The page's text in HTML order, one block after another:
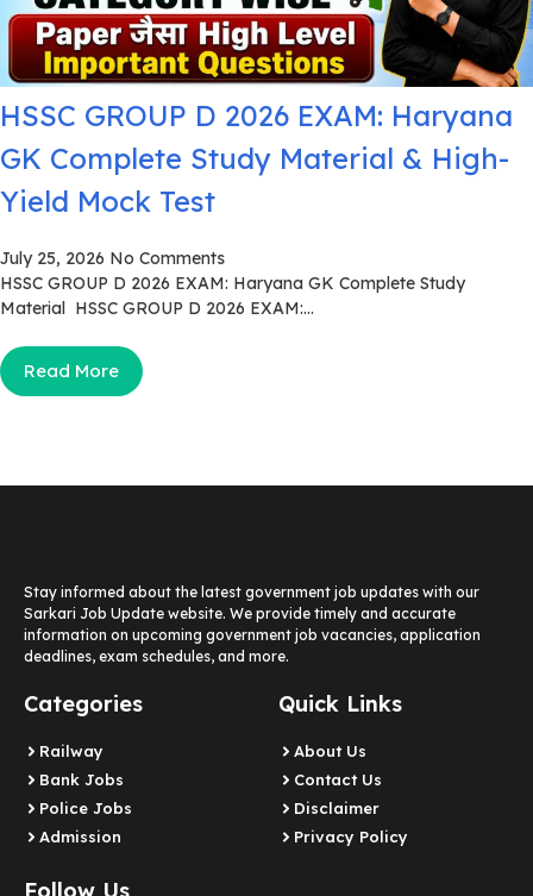
HSSC GROUP D 2026 EXAM: Haryana
GK Complete Study Material & High-
Yield Mock Test
July 25, 2026 No Comments
HSSC GROUP D 2026 EXAM: Haryana GK Complete Study
Material HSSC GROUP D 2026 EXAM:...
Read More
Stay informed about the latest government job updates with our
Sarkari Job Update website. We provide timely and accurate
information on upcoming government job vacancies, application
deadlines, exam schedules, and more.
Categories
Railway
Bank Jobs
Police Jobs
Admission
Quick Links
About Us
Contact Us
Disclaimer
Privacy Policy